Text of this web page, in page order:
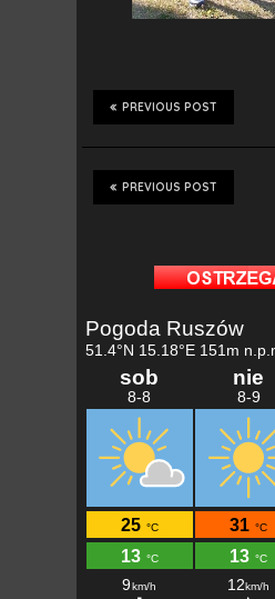
PREVIOUS POST
PREVIOUS POST